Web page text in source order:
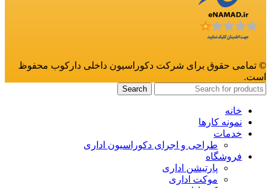
© تمامی حقوق برای شرکت دکوراسیون داخلی دارکوب محفوظ
است.
Search
خانه
نمونه کارها
خدمات
طراحی و اجرای دکوراسیون اداری
فروشگاه
پارتیشن اداری
موکت اداری